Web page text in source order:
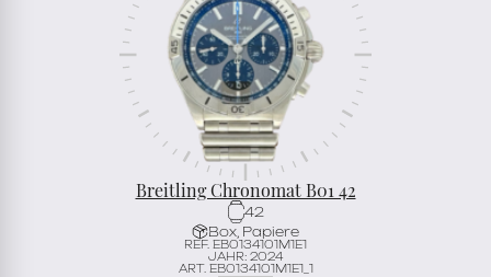
Breitling Chronomat B01 42
42
Box, Papiere
REF. EB0134101M1E1
JAHR: 2024
ART. EB0134101M1E1_1